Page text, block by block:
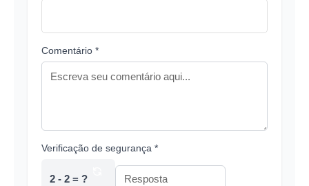
Comentário *
Verificação de segurança *
2 - 2 = ?